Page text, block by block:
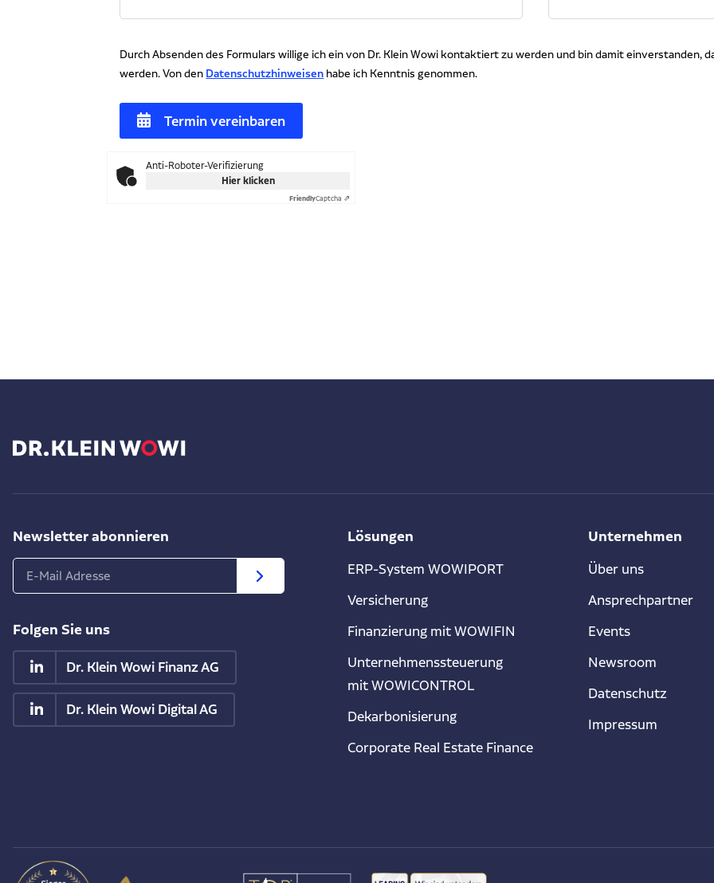
Durch Absenden des Formulars willige ich ein von Dr. Klein Wowi kontaktiert zu werden und bin damit einverstanden,
werden. Von den Datenschutzhinweisen habe ich Kenntnis genommen.
Anti-Roboter-Verifizierung
Hier klicken
FriendlyCaptcha ⇗
Newsletter abonnieren
Folgen Sie uns
Dr. Klein Wowi Finanz AG
Dr. Klein Wowi Digital AG
Lösungen
ERP-System WOWIPORT
Versicherung
Finanzierung mit WOWIFIN
Unternehmenssteuerung
mit WOWICONTROL
Dekarbonisierung
Corporate Real Estate Finance
Unternehmen
Über uns
Ansprechpartner
Events
Newsroom
Datenschutz
Impressum